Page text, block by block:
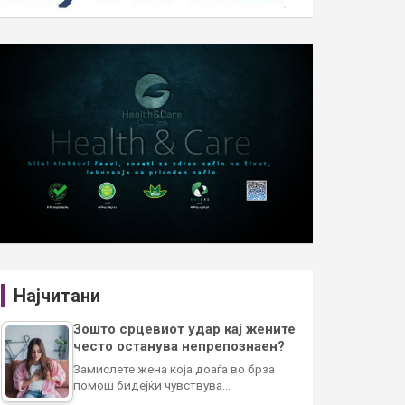
Најчитани
Зошто срцевиот удар кај жените
често останува непрепознаен?
Замислете жена која доаѓа во брза
помош бидејќи чувствува…